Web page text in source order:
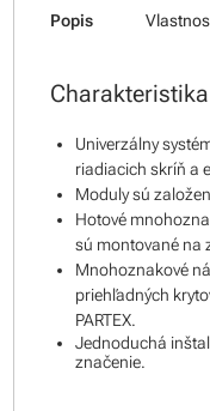
Popis
Univerzálny
riadiacich skríň a
Moduly sú
Hotové
sú montované na
Mnohoznakové
priehľadných
PARTEX.
Jednoduchá
značenie.